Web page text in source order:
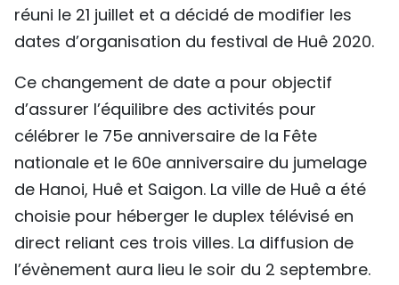
PHOTO
À PROPOS DU "PEUPLE"
TIẾNG VIỆT
ENGLISH
réuni le 21 juillet et a décidé de modifier les
dates d’organisation du festival de Huê 2020.
Ce changement de date a pour objectif
d’assurer l’équilibre des activités pour
célébrer le 75e anniversaire de la Fête
nationale et le 60e anniversaire du jumelage
de Hanoi, Huê et Saigon. La ville de Huê a été
choisie pour héberger le duplex télévisé en
direct reliant ces trois villes. La diffusion de
l’évènement aura lieu le soir du 2 septembre.